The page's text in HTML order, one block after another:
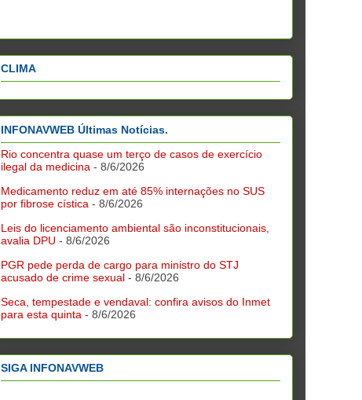
CLIMA
INFONAVWEB Últimas Notícias.
Rio concentra quase um terço de casos de exercício
ilegal da medicina - 8/6/2026
Medicamento reduz em até 85% internações no SUS
por fibrose cística - 8/6/2026
Leis do licenciamento ambiental são inconstitucionais,
avalia DPU - 8/6/2026
PGR pede perda de cargo para ministro do STJ
acusado de crime sexual - 8/6/2026
Seca, tempestade e vendaval: confira avisos do Inmet
para esta quinta - 8/6/2026
SIGA INFONAVWEB